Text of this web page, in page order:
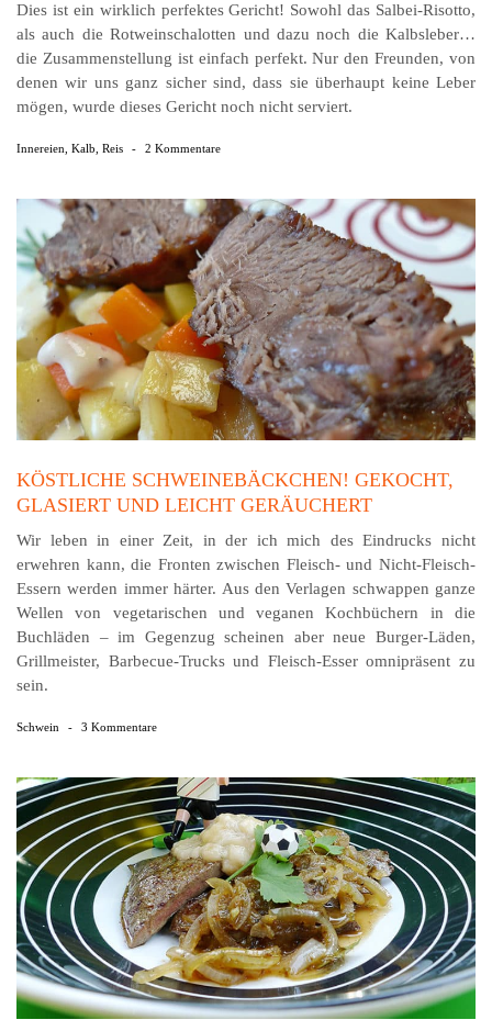
Dies ist ein wirklich perfektes Gericht! Sowohl das Salbei-Risotto,
als auch die Rotweinschalotten und dazu noch die Kalbsleber…
die Zusammenstellung ist einfach perfekt. Nur den Freunden, von
denen wir uns ganz sicher sind, dass sie überhaupt keine Leber
mögen, wurde dieses Gericht noch nicht serviert.
Innereien Kalb Reis - 2 Kommentare
KÖSTLICHE SCHWEINEBÄCKCHEN! GEKOCHT,
GLASIERT UND LEICHT GERÄUCHERT
Wir leben in einer Zeit, in der ich mich des Eindrucks nicht
erwehren kann, die Fronten zwischen Fleisch- und Nicht-Fleisch-
Essern werden immer härter. Aus den Verlagen schwappen ganze
Wellen von vegetarischen und veganen Kochbüchern in die
Buchläden – im Gegenzug scheinen aber neue Burger-Läden,
Grillmeister, Barbecue-Trucks und Fleisch-Esser omnipräsent zu
sein.
Schwein - 3 Kommentare